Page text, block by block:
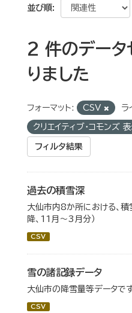
並び順
2 件のデータ
りました
フォーマット: CSV ラ
クリエイティブ・コモンズ
フィルタ結果
過去の積雪深
大仙市内8か所における、積
降、11月～3月分）
CSV
雪の諸記録データ
大仙市の降雪量等データです
CSV